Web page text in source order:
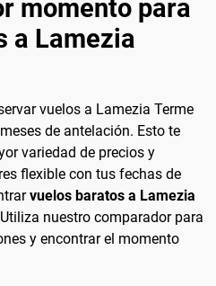
momento para
a Lamezia
vuelos a Lamezia Terme
de antelación. Esto te
variedad de precios y
flexible con tus fechas de
vuelos baratos a Lamezia
nuestro comparador para
y encontrar el momento